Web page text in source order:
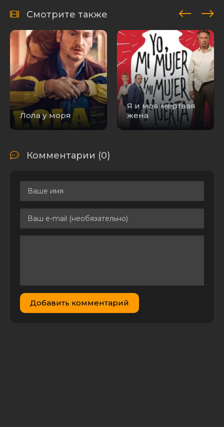
DL 1080p от
ELEKTRI4KA |
D | Akimbo
Production
Смотрите также
Лола у моря
Я и моя мертвая
жена
Комментарии (0)
Добавить комментарий